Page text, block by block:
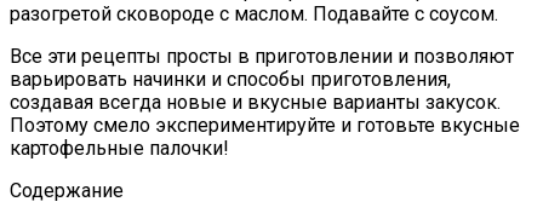
разогретой сковороде с маслом. Подавайте с соусом.
Все эти рецепты просты в приготовлении и позволяют
варьировать начинки и способы приготовления,
создавая всегда новые и вкусные варианты закусок.
Поэтому смело экспериментируйте и готовьте вкусные
картофельные палочки!
Содержание